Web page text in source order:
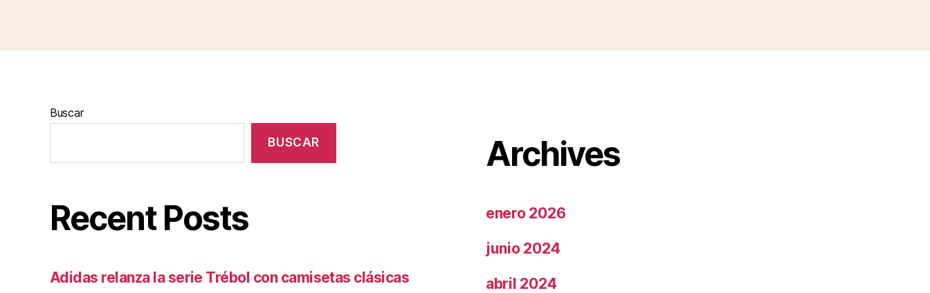
Buscar
BUSCAR
Recent Posts
Adidas relanza la serie Trébol con camisetas clásicas
Archives
enero 2026
junio 2024
abril 2024